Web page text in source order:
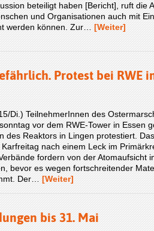
beteiligt haben [Bericht], ruft die
und Organisationen auch mit
werden können. Zur… [Weiter]
Protest bei RWE
Di.) TeilnehmerInnen des
vor dem RWE-Tower in Essen
des Reaktors in Lingen protestiert.
nach einem Leck im
fordern von der Atomauf­sicht
bevor es wegen fortschreitender
Der… [Weiter]
bis 31. Mai